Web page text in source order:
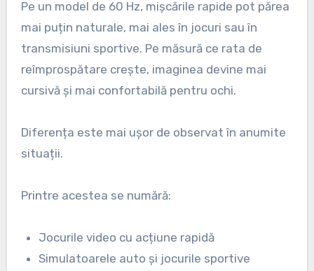
Pe un model de 60 Hz, mișcările rapide pot părea
mai puțin naturale, mai ales în jocuri sau în
transmisiuni sportive. Pe măsură ce rata de
reîmprospătare crește, imaginea devine mai
cursivă și mai confortabilă pentru ochi.
Diferența este mai ușor de observat în anumite
situații.
Printre acestea se numără:
Jocurile video cu acțiune rapidă
Simulatoarele auto și jocurile sportive